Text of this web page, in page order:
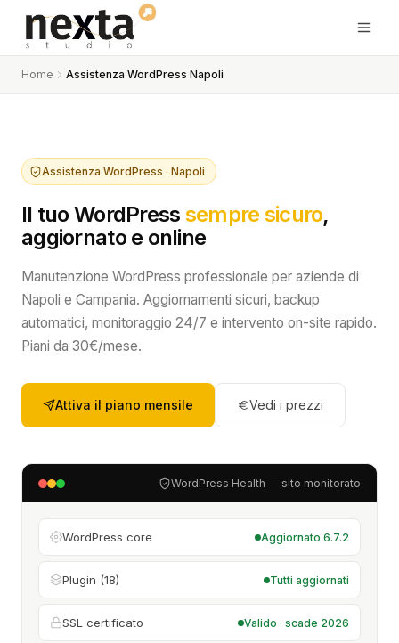
Home Assistenza WordPress Napoli
Assistenza WordPress · Napoli
Il tuo WordPress sempre sicuro,
aggiornato e online
Manutenzione WordPress professionale per aziende di
Napoli e Campania. Aggiornamenti sicuri, backup
automatici, monitoraggio 24/7 e intervento on-site rapido.
Piani da 30€/mese.
Attiva il piano mensile Vedi i prezzi
WordPress Health — sito monitorato
WordPress core Aggiornato 6.7.2
Plugin (18) Tutti aggiornati
SSL certificato Valido · scade 2026